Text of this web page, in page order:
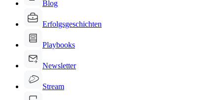
Blog
Erfolgsgeschichten
Playbooks
Newsletter
Stream